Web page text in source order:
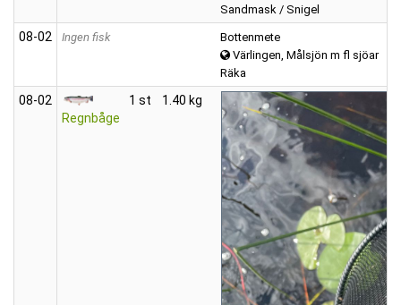
Sandmask / Snigel
08‑02 Ingen fisk
Bottenmete
Värlingen, Målsjön m fl sjöar
Räka
08‑02
Regnbåge
1 st 1.40 kg